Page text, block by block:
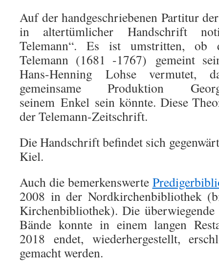
Auf der handgeschriebenen Partitur
in altertümlicher Handschrift
Telemann“. Es ist umstritten, ob
Telemann (1681 -1767) gemeint
Hans-Henning Lohse vermutet,
gemeinsame Produktion
seinem Enkel sein könnte. Diese
der Telemann-Zeitschrift.
Die Handschrift befindet sich
Kiel.
Auch die bemerkenswerte
2008 in der Nordkirchenbibliothek
Kirchenbibliothek). Die
Bände konnte in einem langen
2018 endet, wiederhergestellt,
gemacht werden.